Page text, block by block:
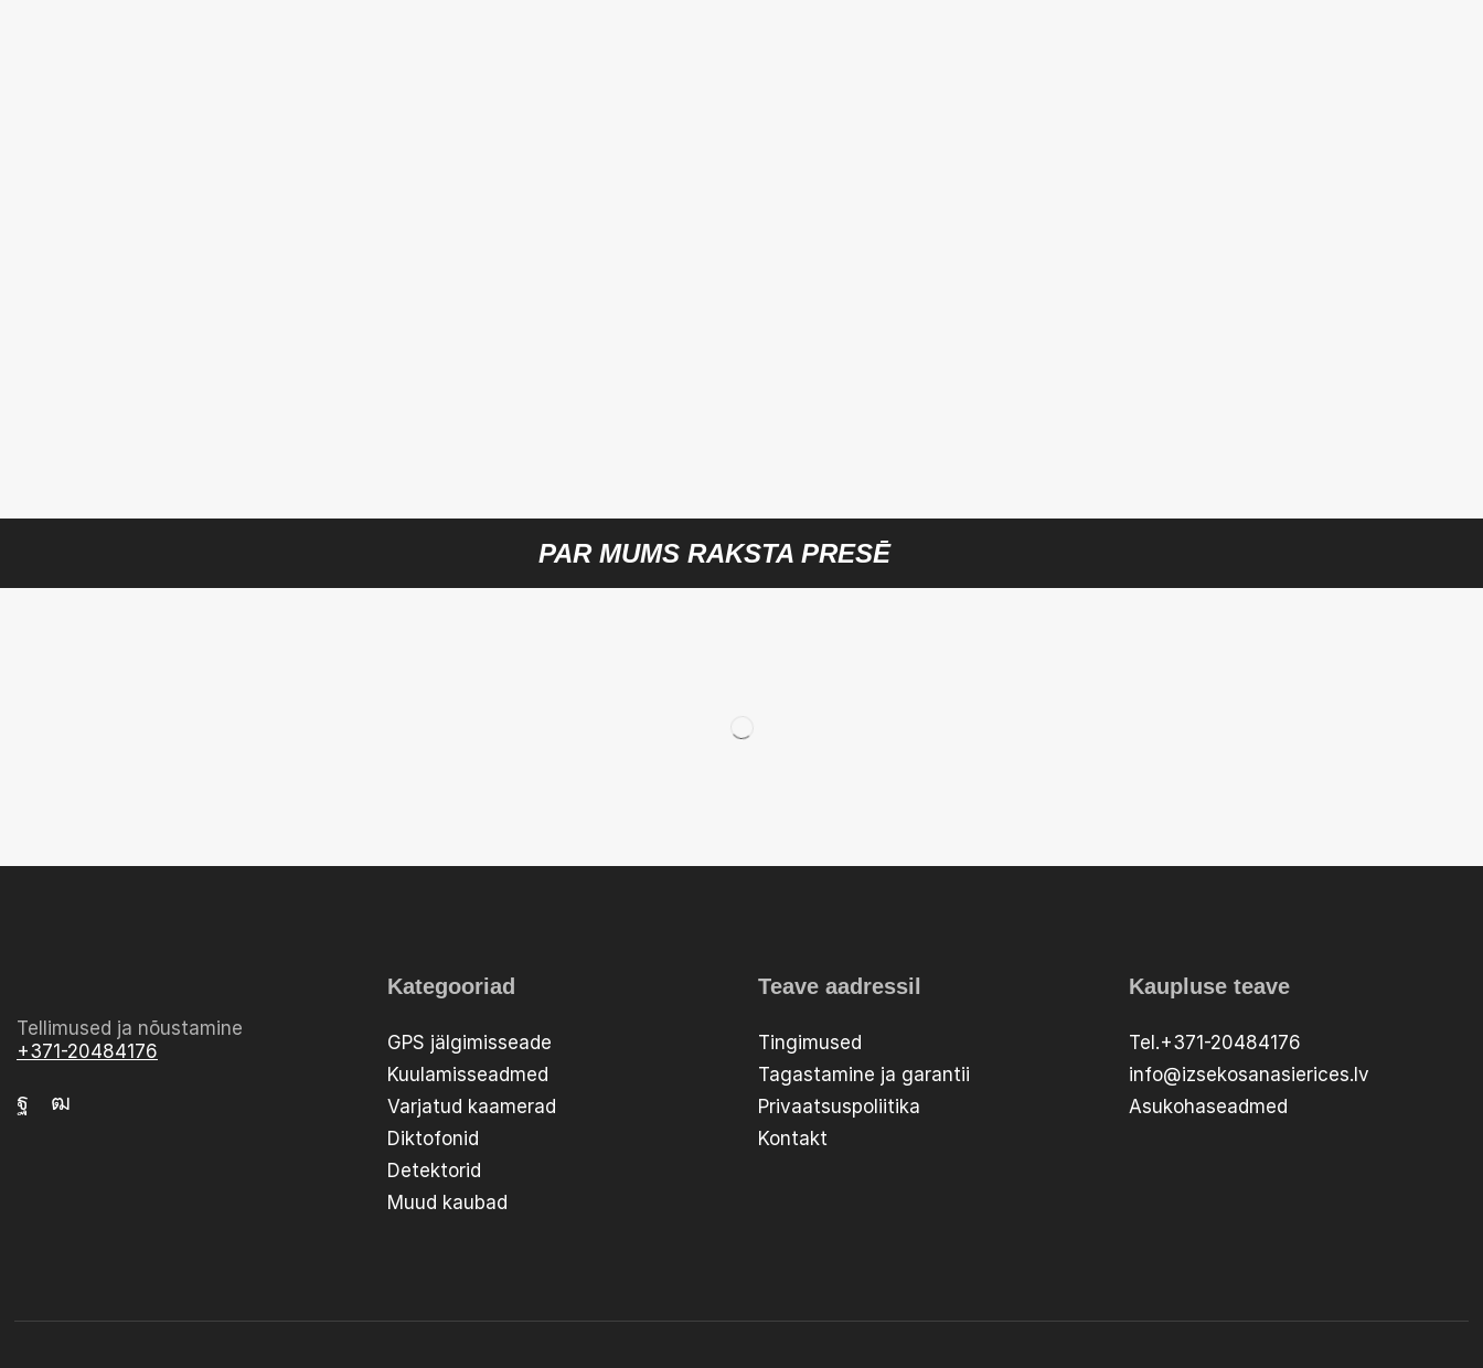
PAR MUMS RAKSTA PRESĒ
Tellimused ja nõustamine
+371-20484176
Kategooriad
GPS jälgimisseade
Kuulamisseadmed
Varjatud kaamerad
Diktofonid
Detektorid
Muud kaubad
Teave aadressil
Tingimused
Tagastamine ja garantii
Privaatsuspoliitika
Kontakt
Kaupluse teave
Tel.+371-20484176
info@izsekosanasierices.lv
Asukohaseadmed